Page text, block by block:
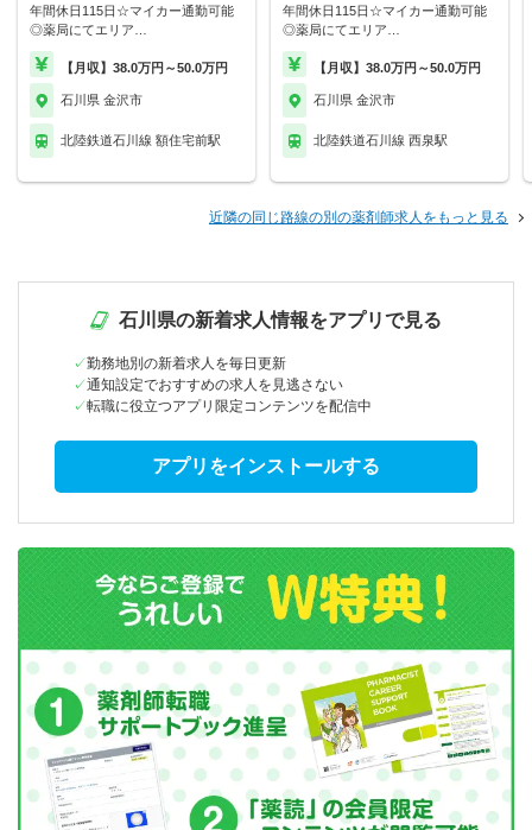
年間休日115日☆マイカー通勤可能
◎薬局にてエリア…
【月収】38.0万円～50.0万円
石川県 金沢市
北陸鉄道石川線 額住宅前駅
年間休日115日☆マイカー通勤可能
◎薬局にてエリア…
【月収】38.0万円～50.0万円
石川県 金沢市
北陸鉄道石川線 西泉駅
近隣の同じ路線の別の薬剤師求人をもっと見る
石川県の新着求人情報をアプリで見る
勤務地別の新着求人を毎日更新
通知設定でおすすめの求人を見逃さない
転職に役立つアプリ限定コンテンツを配信中
アプリをインストールする